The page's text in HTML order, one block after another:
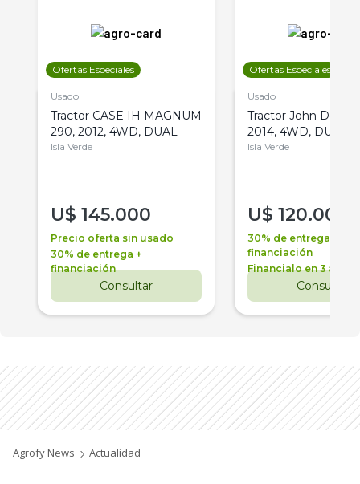
Ofertas Especiales
Usado
Tractor CASE IH MAGNUM
290, 2012, 4WD, DUAL
Isla Verde
U$ 145.000
Precio oferta sin usado
30% de entrega +
financiación
Consultar
Ofertas Especiales
Usado
Tractor John Deere
2014, 4WD, DUAL
Isla Verde
U$ 120.000
30% de entrega +
financiación
Financialo en 3 años
Consultar
Agrofy News Actualidad